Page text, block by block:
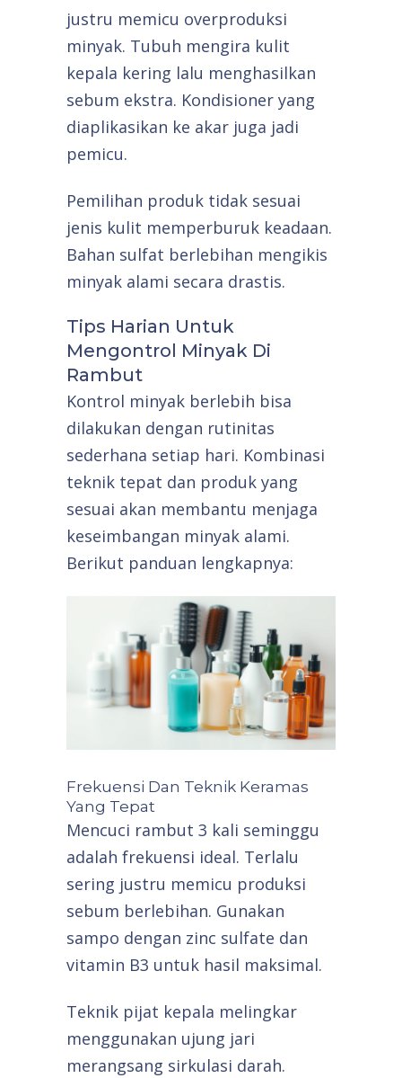
justru memicu overproduksi
minyak. Tubuh mengira kulit
kepala kering lalu menghasilkan
sebum ekstra. Kondisioner yang
diaplikasikan ke akar juga jadi
pemicu.
Pemilihan produk tidak sesuai
jenis kulit memperburuk keadaan.
Bahan sulfat berlebihan mengikis
minyak alami secara drastis.
Tips Harian Untuk
Mengontrol Minyak Di
Rambut
Kontrol minyak berlebih bisa
dilakukan dengan rutinitas
sederhana setiap hari. Kombinasi
teknik tepat dan produk yang
sesuai akan membantu menjaga
keseimbangan minyak alami.
Berikut panduan lengkapnya:
Frekuensi Dan Teknik Keramas
Yang Tepat
Mencuci rambut 3 kali seminggu
adalah frekuensi ideal. Terlalu
sering justru memicu produksi
sebum berlebihan. Gunakan
sampo dengan zinc sulfate dan
vitamin B3 untuk hasil maksimal.
Teknik pijat kepala melingkar
menggunakan ujung jari
merangsang sirkulasi darah.